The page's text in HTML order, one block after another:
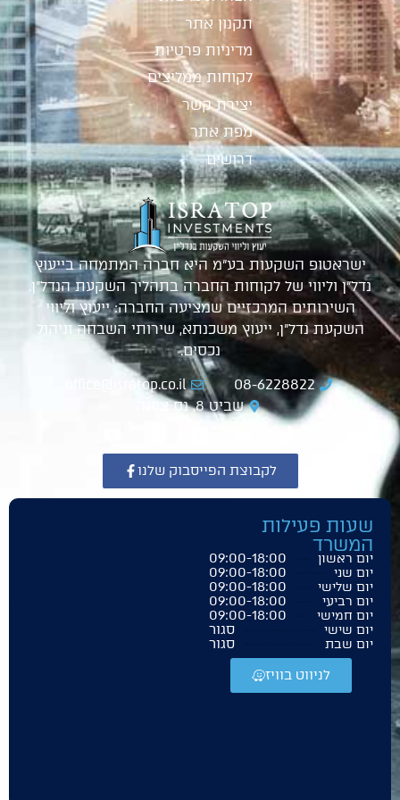
תקנון אתר
מדיניות פרטיות
לקוחות ממליצים
יצירת קשר
מפת אתר
דרושים
ישראטופ השקעות בע"מ היא חברה המתמחה בייעוץ
נדל"ן וליווי של לקוחות החברה בתהליך השקעת הנדל"ן.
השירותים המרכזיים שמציעה החברה: ייעוץ וליווי
השקעת נדל"ן, ייעוץ משכנתא, שירותי השבחה וניהול
נכסים.
08-6228822
office@isratop.co.il
שביט 8, נס ציונה
לקבוצת הפייסבוק שלנו
שעות פעילות
המשרד
יום ראשון 09:00-18:00
יום שני 09:00-18:00
יום שלישי 09:00-18:00
יום רביעי 09:00-18:00
יום חמישי 09:00-18:00
יום שישי סגור
יום שבת
סגור
לניווט בוויז